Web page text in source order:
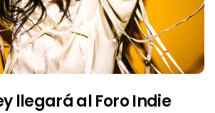
llegará al Foro Indie